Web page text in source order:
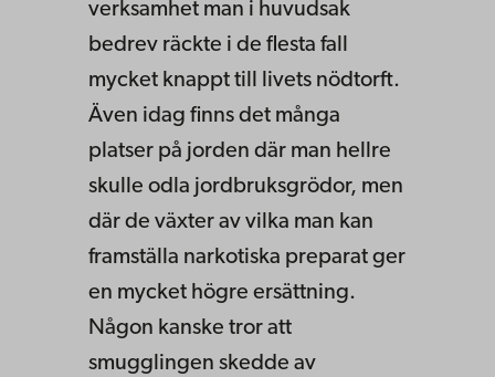
verksamhet man i huvudsak
bedrev räckte i de flesta fall
mycket knappt till livets nödtorft.
Även idag finns det många
platser på jorden där man hellre
skulle odla jordbruksgrödor, men
där de växter av vilka man kan
framställa narkotiska preparat ger
en mycket högre ersättning.
Någon kanske tror att
smugglingen skedde av